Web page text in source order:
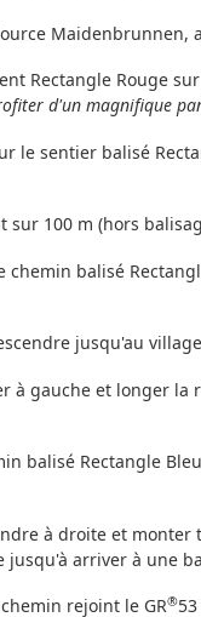
Rectangle Rouge
d'un magnifique
le sentier balisé
100 m (hors
chemin balisé
jusqu'au
à gauche et longer la
balisé Rectangle
à droite et
jusqu'à arriver à une
rejoint le GR®